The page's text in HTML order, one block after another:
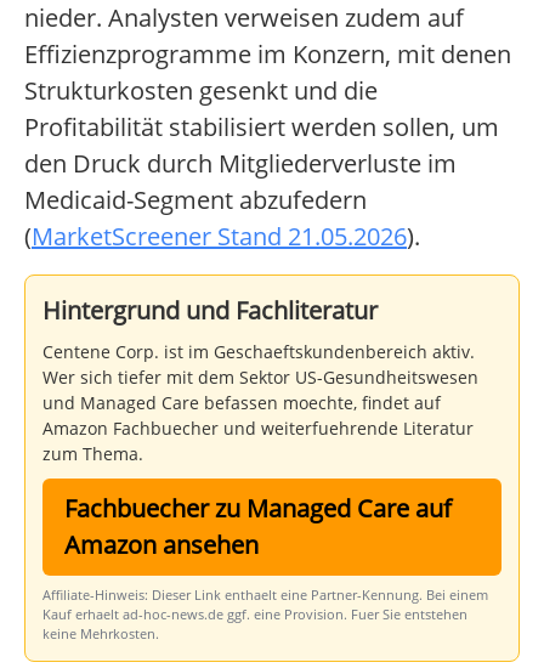
nieder. Analysten verweisen zudem auf
Effizienzprogramme im Konzern, mit denen
Strukturkosten gesenkt und die
Profitabilität stabilisiert werden sollen, um
den Druck durch Mitgliederverluste im
Medicaid-Segment abzufedern
(MarketScreener Stand 21.05.2026).
Hintergrund und Fachliteratur
Centene Corp. ist im Geschaeftskundenbereich aktiv.
Wer sich tiefer mit dem Sektor US-Gesundheitswesen
und Managed Care befassen moechte, findet auf
Amazon Fachbuecher und weiterfuehrende Literatur
zum Thema.
Fachbuecher zu Managed Care auf
Amazon ansehen
Affiliate-Hinweis: Dieser Link enthaelt eine Partner-Kennung. Bei einem
Kauf erhaelt ad-hoc-news.de ggf. eine Provision. Fuer Sie entstehen
keine Mehrkosten.